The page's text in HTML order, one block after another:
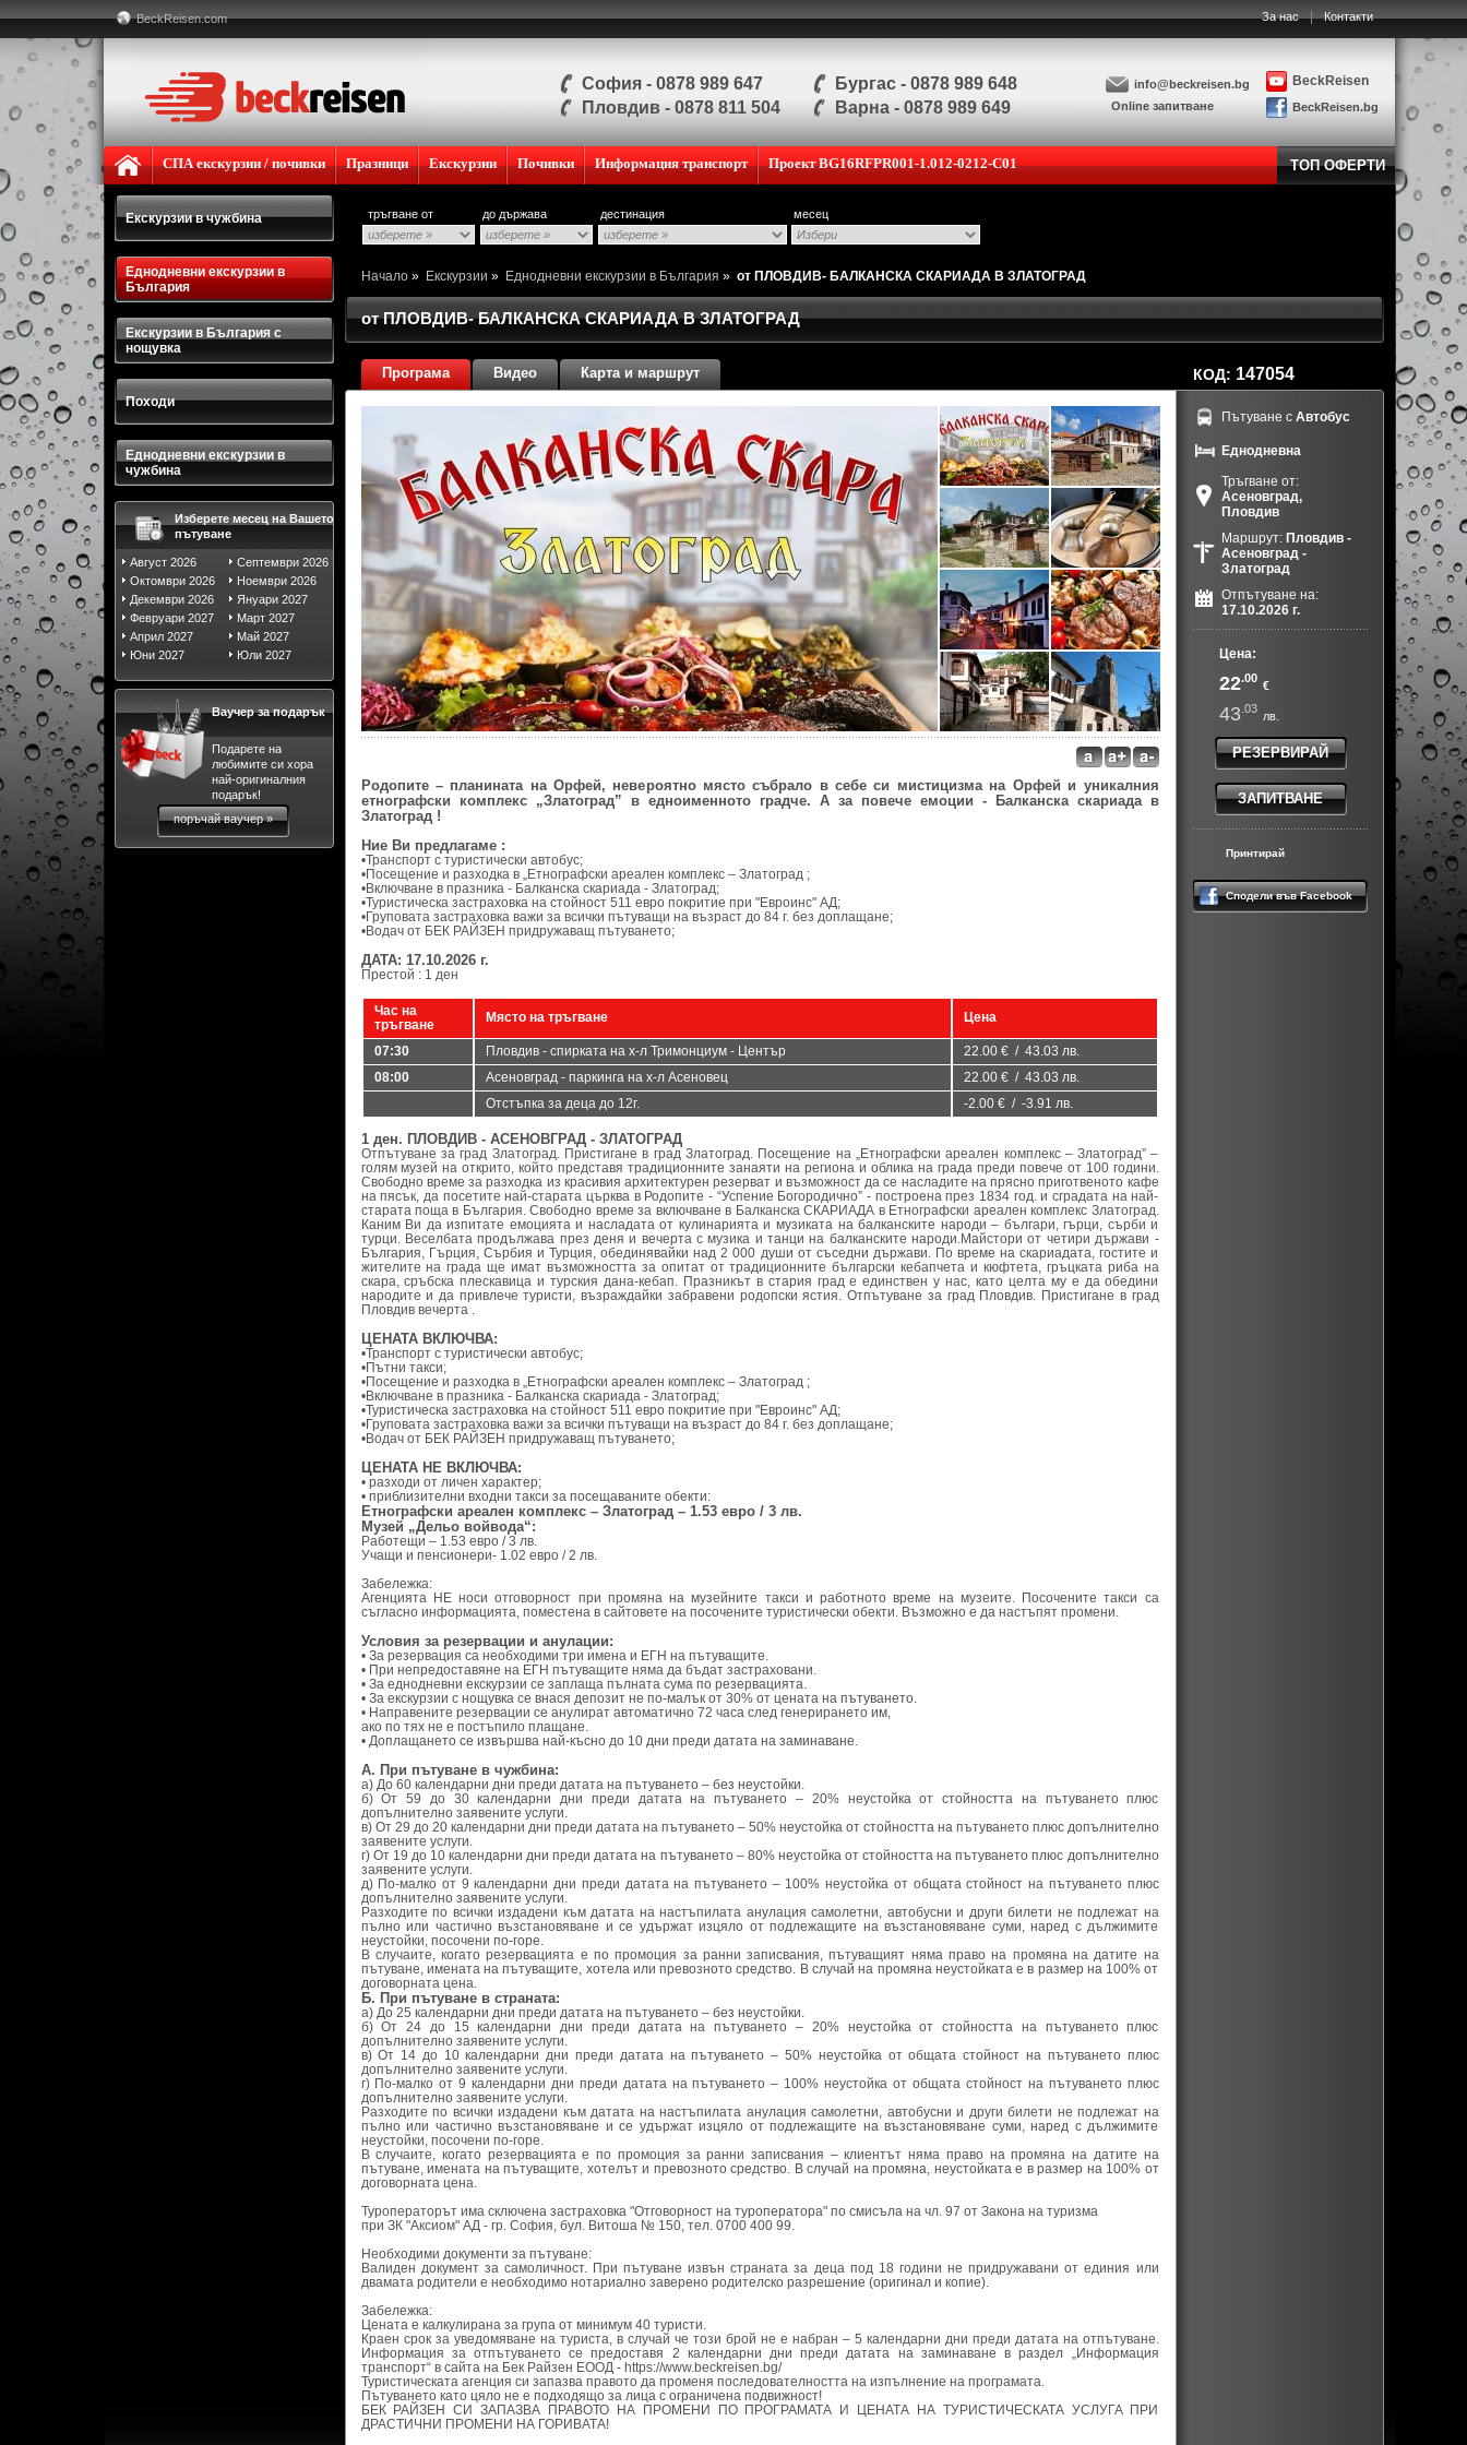
За нас | Контакти
BeckReisen.com
София - 0878 989 647
Пловдив - 0878 811 504
Бургас - 0878 989 648
Варна - 0878 989 649
info@beckreisen.bg
Online запитване
BeckReisen
BeckReisen.bg
ТОП ОФЕРТИ
СПА екскурзии / почивки Празници Екскурзии Почивки Информация транспорт Проект BG16RFPR001-1.012-0212-C01
Екскурзии в чужбина
Еднодневни екскурзии в
България
Екскурзии в България с
нощувка
Походи
Еднодневни екскурзии в
чужбина
Изберете месец на Вашето
пътуване
Август 2026
Септември 2026
Октомври 2026
Ноември 2026
Декември 2026
Януари 2027
Февруари 2027
Март 2027
Април 2027
Май 2027
Юни 2027
Юли 2027
Ваучер за подарък
Подарете на
любимите си хора
най-оригиналния
подарък!
поръчай ваучер »
тръгване от до държава дестинация месец
Начало » Екскурзии » Еднодневни екскурзии в България » от ПЛОВДИВ- БАЛКАНСКА СКАРИАДА В ЗЛАТОГРАД
от ПЛОВДИВ- БАЛКАНСКА СКАРИАДА В ЗЛАТОГРАД
КОД: 147054
Програма Видео Карта и маршрут
Пътуване с Автобус
Еднодневна
Тръгване от:
Асеновград,
Пловдив
Маршрут: Пловдив -
Асеновград -
Златоград
Отпътуване на:
17.10.2026 г.
Цена:
22.00
€
43 .03
лв.
РЕЗЕРВИРАЙ
ЗАПИТВАНЕ
Принтирай
Сподели във Facebook
Родопите – планината на Орфей, невероятно място събрало в себе си мистицизма на Орфей и уникалния
етнографски комплекс „Златоград” в едноименното градче. А за повече емоции - Балканска скариада в
Златоград !
Ние Ви предлагаме :
•Транспорт с туристически автобус;
•Посещение и разходка в „Етнографски ареален комплекс – Златоград ;
•Включване в празника - Балканска скариада - Златоград;
•Туристическа застраховка на стойност 511 евро покритие при "Евроинс" АД;
•Груповата застраховка важи за всички пътуващи на възраст до 84 г. без доплащане;
•Водач от БЕК РАЙЗЕН придружаващ пътуването;
ДАТА: 17.10.2026 г.
Престой : 1 ден
Час на
тръгване
Място на тръгване Цена
07:30 Пловдив - спирката на х-л Тримонциум - Център
22.00 € / 43.03 лв.
08:00
Асеновград - паркинга на х-л Асеновец
22.00 € / 43.03 лв.
Отстъпка за деца до 12г.
-2.00 € / -3.91 лв.
1 ден. ПЛОВДИВ - АСЕНОВГРАД - ЗЛАТОГРАД
Отпътуване за град Златоград. Пристигане в град Златоград. Посещение на „Етнографски ареален комплекс – Златоград” –
голям музей на открито, който представя традиционните занаяти на региона и облика на града преди повече от 100 години.
Свободно време за разходка из красивия архитектурен резерват и възможност да се насладите на прясно приготвеното кафе
на пясък, да посетите най-старата църква в Родопите - “Успение Богородично” - построена през 1834 год. и сградата на най-
старата поща в България. Свободно време за включване в Балканска СКАРИАДА в Етнографски ареален комплекс Златоград.
Каним Ви да изпитате емоцията и насладата от кулинарията и музиката на балканските народи – българи, гърци, сърби и
турци. Веселбата продължава през деня и вечерта с музика и танци на балканските народи.Майстори от четири държави -
България, Гърция, Сърбия и Турция, обединявайки над 2 000 души от съседни държави. По време на скариадата, гостите и
жителите на града ще имат възможността за опитат от традиционните български кебапчета и кюфтета, гръцката риба на
скара, сръбска плескавица и турския дана-кебап. Празникът в стария град е единствен у нас, като целта му е да обедини
народите и да привлече туристи, възраждайки забравени родопски ястия. Отпътуване за град Пловдив. Пристигане в град
Пловдив вечерта .
ЦЕНАТА ВКЛЮЧВА:
•Транспорт с туристически автобус;
•Пътни такси;
•Посещение и разходка в „Етнографски ареален комплекс – Златоград ;
•Включване в празника - Балканска скариада - Златоград;
•Туристическа застраховка на стойност 511 евро покритие при "Евроинс" АД;
•Груповата застраховка важи за всички пътуващи на възраст до 84 г. без доплащане;
•Водач от БЕК РАЙЗЕН придружаващ пътуването;
ЦЕНАТА НЕ ВКЛЮЧВА:
• разходи от личен характер;
• приблизителни входни такси за посещаваните обекти:
Етнографски ареален комплекс – Златоград – 1.53 евро / 3 лв.
Музей „Дельо войвода“:
Работещи – 1.53 евро / 3 лв.
Учащи и пенсионери- 1.02 евро / 2 лв.
Забележка:
Агенцията НЕ носи отговорност при промяна на музейните такси и работното време на музеите. Посочените такси са
съгласно информацията, поместена в сайтовете на посочените туристически обекти. Възможно е да настъпят промени.
Условия за резервации и анулации:
• За резервация са необходими три имена и ЕГН на пътуващите.
• При непредоставяне на ЕГН пътуващите няма да бъдат застраховани.
• За еднодневни екскурзии се заплаща пълната сума по резервацията.
• За екскурзии с нощувка се внася депозит не по-малък от 30% от цената на пътуването.
• Направените резервации се анулират автоматично 72 часа след генерирането им,
ако по тях не е постъпило плащане.
• Доплащането се извършва най-късно до 10 дни преди датата на заминаване.
А. При пътуване в чужбина:
а) До 60 календарни дни преди датата на пътуването – без неустойки.
б) От 59 до 30 календарни дни преди датата на пътуването – 20% неустойка от стойността на пътуването плюс
допълнително заявените услуги.
в) От 29 до 20 календарни дни преди датата на пътуването – 50% неустойка от стойността на пътуването плюс допълнително
заявените услуги.
г) От 19 до 10 календарни дни преди датата на пътуването – 80% неустойка от стойността на пътуването плюс допълнително
заявените услуги.
д) По-малко от 9 календарни дни преди датата на пътуването – 100% неустойка от общата стойност на пътуването плюс
допълнително заявените услуги.
Разходите по всички издадени към датата на настъпилата анулация самолетни, автобусни и други билети не подлежат на
пълно или частично възстановяване и се удържат изцяло от подлежащите на възстановяване суми, наред с дължимите
неустойки, посочени по-горе.
В случаите, когато резервацията е по промоция за ранни записвания, пътуващият няма право на промяна на датите на
пътуване, имената на пътуващите, хотела или превозното средство. В случай на промяна неустойката е в размер на 100% от
договорната цена.
Б. При пътуване в страната:
а) До 25 календарни дни преди датата на пътуването – без неустойки.
б) От 24 до 15 календарни дни преди датата на пътуването – 20% неустойка от стойността на пътуването плюс
допълнително заявените услуги.
в) От 14 до 10 календарни дни преди датата на пътуването – 50% неустойка от общата стойност на пътуването плюс
допълнително заявените услуги.
г) По-малко от 9 календарни дни преди датата на пътуването – 100% неустойка от общата стойност на пътуването плюс
допълнително заявените услуги.
Разходите по всички издадени към датата на настъпилата анулация самолетни, автобусни и други билети не подлежат на
пълно или частично възстановяване и се удържат изцяло от подлежащите на възстановяване суми, наред с дължимите
неустойки, посочени по-горе.
В случаите, когато резервацията е по промоция за ранни записвания – клиентът няма право на промяна на датите на
пътуване, имената на пътуващите, хотелът и превозното средство. В случай на промяна, неустойката е в размер на 100% от
договорната цена.
Туроператорът има сключена застраховка "Отговорност на туроператора" по смисъла на чл. 97 от Закона на туризма
при ЗК "Аксиом" АД - гр. София, бул. Витоша № 150, тел. 0700 400 99.
Необходими документи за пътуване:
Валиден документ за самоличност. При пътуване извън страната за деца под 18 години не придружавани от единия или
двамата родители е необходимо нотариално заверено родителско разрешение (оригинал и копие).
Забележка:
Цената е калкулирана за група от минимум 40 туристи.
Краен срок за уведомяване на туриста, в случай че този брой не е набран – 5 календарни дни преди датата на отпътуване.
Информация за отпътуването се предоставя 2 календарни дни преди датата на заминаване в раздел „Информация
транспорт“ в сайта на Бек Райзен ЕООД - https://www.beckreisen.bg/
Туристическата агенция си запазва правото да променя последователността на изпълнение на програмата.
Пътуването като цяло не е подходящо за лица с ограничена подвижност!
БЕК РАЙЗЕН СИ ЗАПАЗВА ПРАВОТО НА ПРОМЕНИ ПО ПРОГРАМАТА И ЦЕНАТА НА ТУРИСТИЧЕСКАТА УСЛУГА ПРИ
ДРАСТИЧНИ ПРОМЕНИ НА ГОРИВАТА!